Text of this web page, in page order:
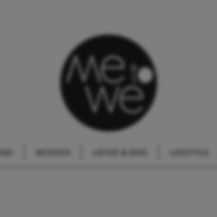
MOEDER LIEFDE & SEKS